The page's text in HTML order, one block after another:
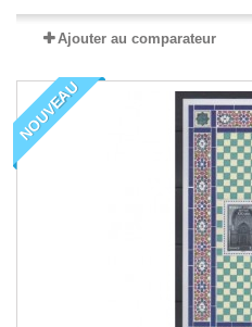
Ajouter au comparateur
NOUVEAU